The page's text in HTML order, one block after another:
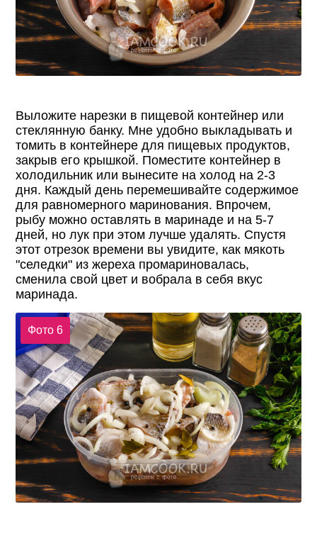
Выложите нарезки в пищевой контейнер или
стеклянную банку. Мне удобно выкладывать и
томить в контейнере для пищевых продуктов,
закрыв его крышкой. Поместите контейнер в
холодильник или вынесите на холод на 2-3
дня. Каждый день перемешивайте содержимое
для равномерного маринования. Впрочем,
рыбу можно оставлять в маринаде и на 5-7
дней, но лук при этом лучше удалять. Спустя
этот отрезок времени вы увидите, как мякоть
"селедки" из жереха промариновалась,
сменила свой цвет и вобрала в себя вкус
маринада.
Фото 6